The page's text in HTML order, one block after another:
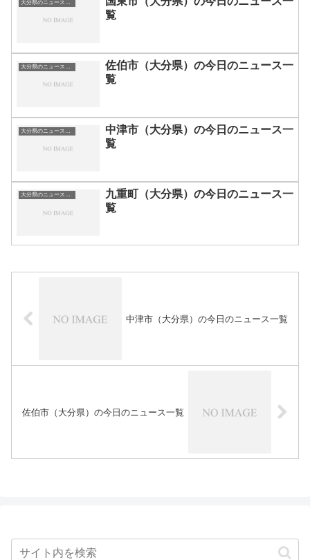
覧
佐伯市（大分県）の今日のニュース一
覧
中津市（大分県）の今日のニュース一
覧
大分県のニュース一覧
九重町（大分県）の今日のニュース一
覧
中津市（大分県）の今日のニュース一覧
佐伯市（大分県）の今日のニュース一覧